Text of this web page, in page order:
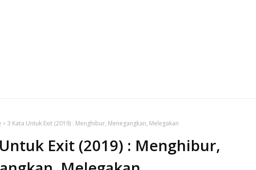
3 Kata Untuk Exit (2019) : Menghibur, Menegangkan, Melegakan
Exit (2019) : Menghibur,